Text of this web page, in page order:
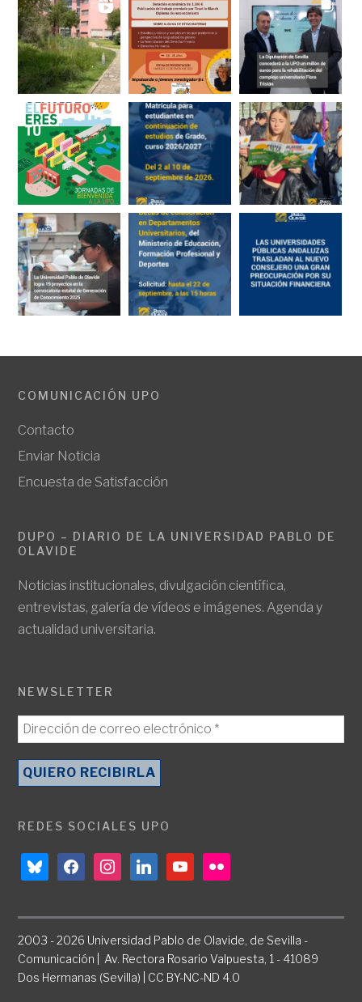
COMUNICACIÓN UPO
Contacto
Enviar Noticia
Encuesta de Satisfacción
DUPO – DIARIO DE LA UNIVERSIDAD PABLO DE
OLAVIDE
Noticias institucionales, divulgación científica,
entrevistas, galería de vídeos e imágenes. Agenda y
actualidad universitaria.
NEWSLETTER
REDES SOCIALES UPO
blueskyfacebookinstagramlinkedinyoutubeflickr
2003 - 2026 Universidad Pablo de Olavide, de Sevilla -
Comunicación | Av. Rectora Rosario Valpuesta, 1 - 41089
Dos Hermanas (Sevilla) | CC BY-NC-ND 4.0